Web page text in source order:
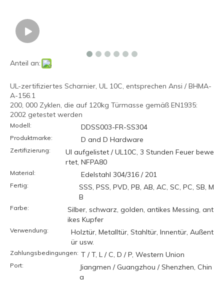
Anteil an:
UL-zertifiziertes Scharnier, UL 10C, entsprechen Ansi / BHMA-
A-156.1
200, 000 Zyklen, die auf 120kg Türmasse gemäß EN1935:
2002 getestet werden
Modell: DDSS003-FR-SS304
Produktmarke: D and D Hardware
Zertifizierung:
Ul aufgelistet / UL10C, 3 Stunden Feuer bewe
rtet, NFPA80
Material: Edelstahl 304/316 / 201
Fertig:
SSS, PSS, PVD, PB, AB, AC, SC, PC, SB, M
B
Farbe:
Silber, schwarz, golden, antikes Messing, ant
ikes Kupfer
Verwendung:
Holztür, Metalltür, Stahltür, Innentür, Außent
ür usw.
Zahlungsbedingungen: T / T, L / C, D / P, Western Union
Port:
Jiangmen / Guangzhou / Shenzhen, Chin
a